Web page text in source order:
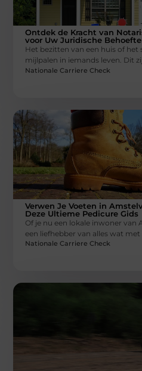
Ontdek de Kracht van
voor Uw Juridische
Het bezitten van een huis of het
mijlpalen in iemands leven. Dit
Nationale Carriere Check
Verwen Je Voeten in
Deze Ultieme Pedicure Gids
Of je nu een lokale inwoner
een liefhebber van alles wat
Nationale Carriere Check